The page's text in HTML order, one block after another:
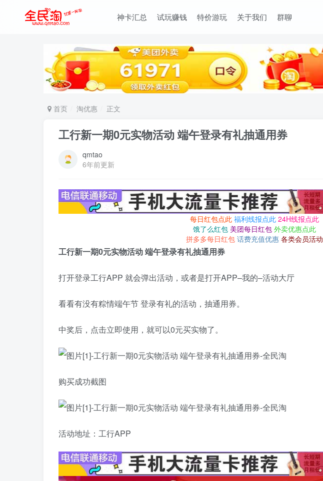
神卡汇总 试玩赚钱 特价游玩 关于我们 群聊
首页 淘优惠 正文
工行新一期0元实物活动 端午登录有礼抽通用券
qmtao
6年前更新
每日红包点此 福利线报点此 24H线报点此
饿了么红包 美团每日红包 外卖优惠点此
拼多多每日红包 话费充值优惠 各类会员活动
工行新一期0元实物活动 端午登录有礼抽通用券
打开登录工行APP 就会弹出活动，或者是打开APP–我的–活动大厅
看看有没有粽情端午节 登录有礼的活动，抽通用券。
中奖后，点击立即使用，就可以0元买实物了。
购买成功截图
活动地址：工行APP